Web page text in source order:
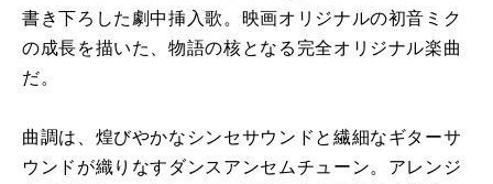
書き下ろした劇中挿入歌。映画オリジナルの初音ミク
の成長を描いた、物語の核となる完全オリジナル楽曲
だ。
曲調は、煌びやかなシンセサウンドと繊細なギターサ
ウンドが織りなすダンスアンセムチューン。アレンジ